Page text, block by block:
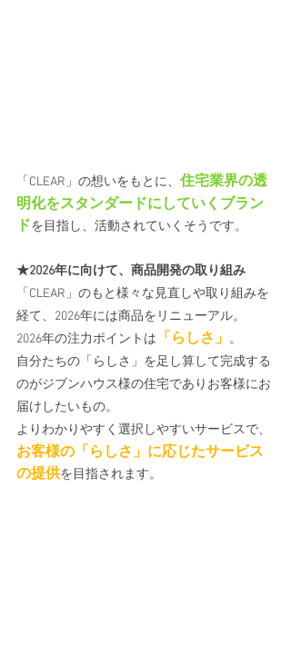
「CLEAR」の想いをもとに、 住宅業界の透
明化をスタンダードにしていくブラン
ドを目指し、活動されていくそうです。
★2026年に向けて、商品開発の取り組み
「CLEAR」のもと様々な見直しや取り組みを
経て、2026年には商品をリニューアル。
2026年の注力ポイントは 「らしさ」 。
自分たちの「らしさ」を足し算して完成する
のがジブンハウス様の住宅でありお客様にお
届けしたいもの。
よりわかりやすく選択しやすいサービスで、
お客様の「らしさ」に応じたサービス
の提供を目指されます。